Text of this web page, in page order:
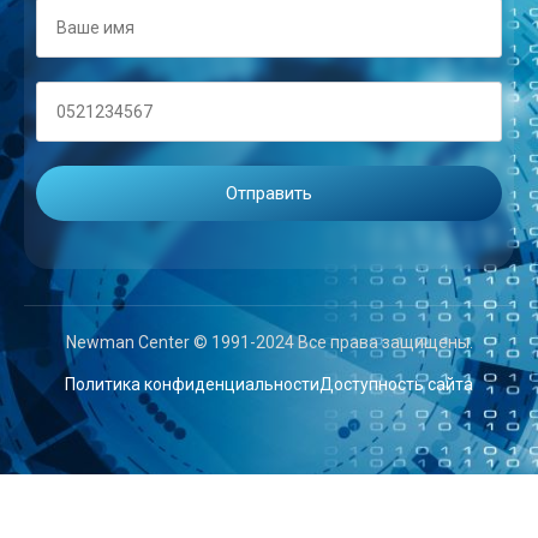
Newman Center © 1991-2024 Все права защищены.
Политика конфиденциальностиДоступность сайта